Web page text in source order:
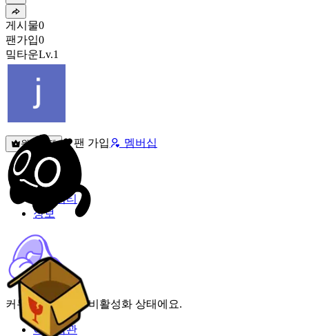
게시물0
팬가입0
밐타운Lv.1
원픽선택 팬 가입 멤버십
밐타운
피드
커뮤니티
정보
커뮤니티 기능이 비활성화 상태에요.
이용약관